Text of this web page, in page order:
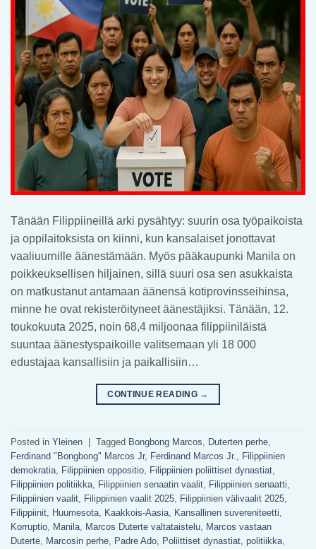
Tänään Filippiineillä arki pysähtyy: suurin osa työpaikoista
ja oppilaitoksista on kiinni, kun kansalaiset jonottavat
vaaliuurnille äänestämään. Myös pääkaupunki Manila on
poikkeuksellisen hiljainen, sillä suuri osa sen asukkaista
on matkustanut antamaan äänensä kotiprovinsseihinsa,
minne he ovat rekisteröityneet äänestäjiksi. Tänään, 12.
toukokuuta 2025, noin 68,4 miljoonaa filippiiniläistä
suuntaa äänestyspaikoille valitsemaan yli 18 000
edustajaa kansallisiin ja paikallisiin…
CONTINUE READING →
Posted in Yleinen Tagged Bongbong Marcos, Duterten perhe,
Ferdinand "Bongbong" Marcos Jr, Ferdinand Marcos Jr., Filippiinien
demokratia, Filippiinien oppositio, Filippiinien poliittiset dynastiat,
Filippiinien politiikka, Filippiinien senaatin vaalit, Filippiinien senaatti,
Filippiinien vaalit, Filippiinien vaalit 2025, Filippiinien välivaalit 2025,
Filippiinit, Huumesota, Kaakkois-Aasia, Kansallinen suvereniteetti,
Korruptio, Manila, Marcos Duterte valtataistelu, Marcos vastaan
Duterte, Marcosin perhe, Padre Ado, Poliittiset dynastiat, politiikka,